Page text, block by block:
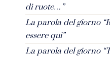
di ruote…”
La parola del giorno
essere qui”
La parola del giorno